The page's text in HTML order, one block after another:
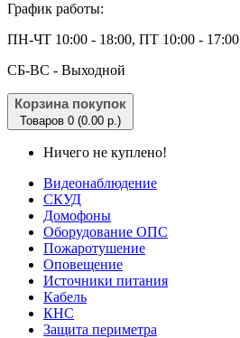
График работы:
ПН-ЧТ 10:00 - 18:00, ПТ 10:00 - 17:00
CБ-ВС - Выходной
Корзина покупок
Товаров 0 (0.00 р.)
Ничего не куплено!
Видеонаблюдение
СКУД
Домофоны
Оборудование ОПС
Пожаротушение
Оповещение
Источники питания
Кабель
КНС
Защита периметра